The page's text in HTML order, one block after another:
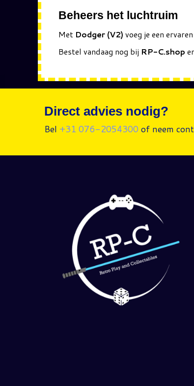
Beheers het luchtruim
Met Dodger (V2) voeg je een
Bestel vandaag nog bij RP-C.shop
Direct advies nodig?
Bel +31 076-2054300 of neem